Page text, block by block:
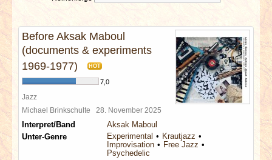
SPECIALS
REDAKTION
LINKS
Before Aksak Maboul
(documents & experiments
1969-1977)
HOT
7,0
Jazz
Michael Brinkschulte 28. November 2025
Interpret/Band
Aksak Maboul
Unter-Genre
Experimental
Krautjazz
Improvisation
Free Jazz
Psychedelic